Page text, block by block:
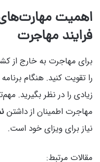
اهمیت مهارت‌های
فرایند مهاجرت
برای مهاجرت به خارج از
را تقویت کنید. هنگام
زیادی را در نظر بگیرید.
مهاجرت اطمینان از داشتن
نیاز برای ویزای خود است.
مقالات مرتبط: